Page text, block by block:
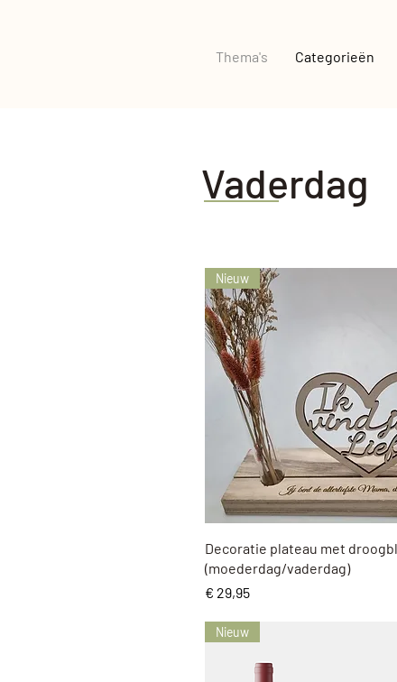
Thema's Categorieën
Snel overzicht
Nieuw
Decoratie plateau met
(moederdag/vaderdag)
Prijs
€ 29,95
Nieuw
Vaderdag